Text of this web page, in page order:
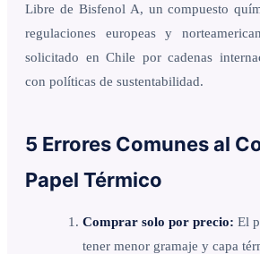
Libre de Bisfenol A, un compuesto
regulaciones europeas y
solicitado en Chile por cadenas
con políticas de sustentabilidad.
5 Errores Comunes al
Papel Térmico
Comprar solo por precio: El
tener menor gramaje y capa